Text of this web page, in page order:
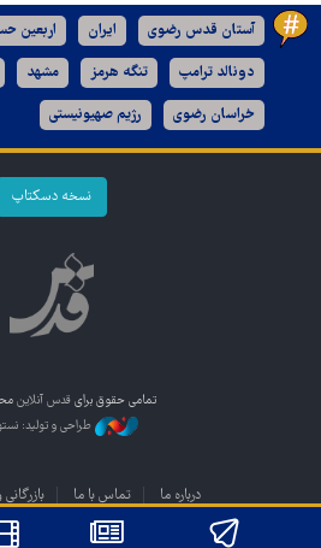
آستان قدس رضوی ایران اربعین
دونالد ترامپ تنگه هرمز مشهد
خراسان رضوی رژیم صهیونیستی
نسخه دسکتاپ
تمامی حقوق برای قدس آنلاین
طراحی و تولید:
درباره ما تماس با ما